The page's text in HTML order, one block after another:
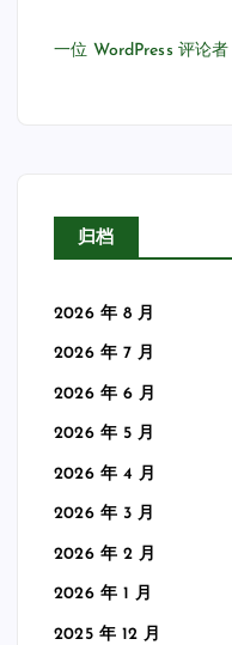
一位 WordPress 评论者
归档
2026 年 8 月
2026 年 7 月
2026 年 6 月
2026 年 5 月
2026 年 4 月
2026 年 3 月
2026 年 2 月
2026 年 1 月
2025 年 12 月